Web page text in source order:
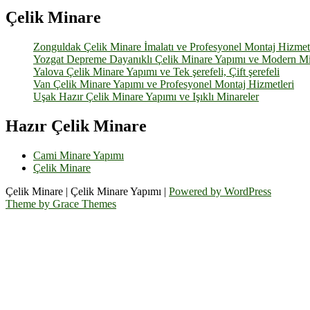
Çelik Minare
Zonguldak Çelik Minare İmalatı ve Profesyonel Montaj
Yozgat Depreme Dayanıklı Çelik Minare Yapımı ve Modern
Yalova Çelik Minare Yapımı ve Tek şerefeli, Çift şerefeli
Van Çelik Minare Yapımı ve Profesyonel Montaj Hizmetleri
Uşak Hazır Çelik Minare Yapımı ve Işıklı Minareler
Hazır Çelik Minare
Cami Minare Yapımı
Çelik Minare
Çelik Minare | Çelik Minare Yapımı | Powered by WordPress
Theme by Grace Themes